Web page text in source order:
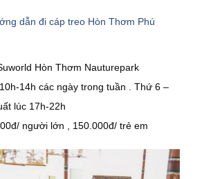
dẫn đi cáp treo Hòn Thơm Phú
Hòn Thơm Nauturepark
14h các ngày trong tuần . Thứ 6 –
lúc 17h-22h
người lớn , 150.000đ/ trẻ em